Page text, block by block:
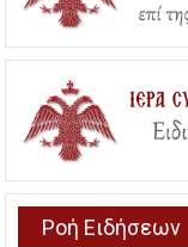
Ροή Ειδήσεων